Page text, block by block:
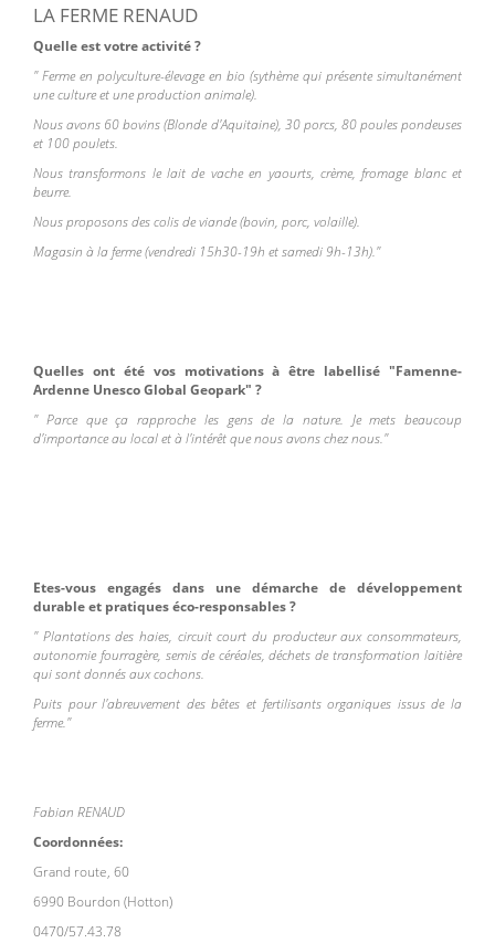
LA FERME RENAUD
Quelle est votre activité ?
" Ferme en polyculture-élevage en bio (sythème qui présente simultanément
une culture et une production animale).
Nous avons 60 bovins (Blonde d'Aquitaine), 30 porcs, 80 poules pondeuses
et 100 poulets.
Nous transformons le lait de vache en yaourts, crème, fromage blanc et
beurre.
Nous proposons des colis de viande (bovin, porc, volaille).
Magasin à la ferme (vendredi 15h30-19h et samedi 9h-13h)."
Quelles ont été vos motivations à être labellisé "Famenne-
Ardenne Unesco Global Geopark" ?
" Parce que ça rapproche les gens de la nature. Je mets beaucoup
d'importance au local et à l'intérêt que nous avons chez nous."
Etes-vous engagés dans une démarche de développement
durable et pratiques éco-responsables ?
" Plantations des haies, circuit court du producteur aux consommateurs,
autonomie fourragère, semis de céréales, déchets de transformation laitière
qui sont donnés aux cochons.
Puits pour l'abreuvement des bêtes et fertilisants organiques issus de la
ferme."
Fabian RENAUD
Coordonnées:
Grand route, 60
6990 Bourdon (Hotton)
0470/57.43.78